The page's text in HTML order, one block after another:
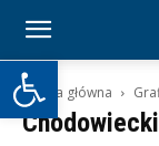
Otwórz pasek narzędzi
Strona główna